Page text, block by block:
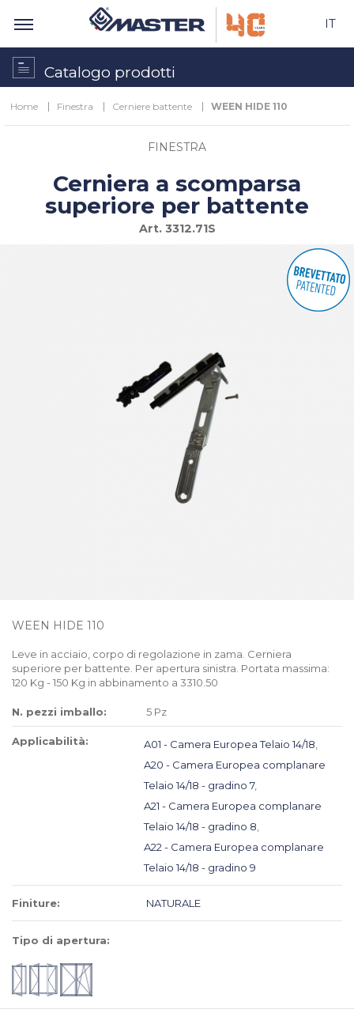
IT
Catalogo prodotti
Home Finestra Cerniere battente WEEN HIDE 110
FINESTRA
Cerniera a scomparsa
superiore per battente
Art.3312.71S
WEEN HIDE 110
Leve in acciaio, corpo di regolazione in zama. Cerniera
superiore per battente. Per apertura sinistra. Portata massima:
120 Kg - 150 Kg in abbinamento a 3310.50
N. pezzi imballo: 5 Pz
Applicabilità: A01 - Camera Europea Telaio 14/18,
A20 - Camera Europea complanare
Telaio 14/18 - gradino 7,
A21 - Camera Europea complanare
Telaio 14/18 - gradino 8,
A22 - Camera Europea complanare
Telaio 14/18 - gradino 9
Finiture: NATURALE
Tipo di apertura: